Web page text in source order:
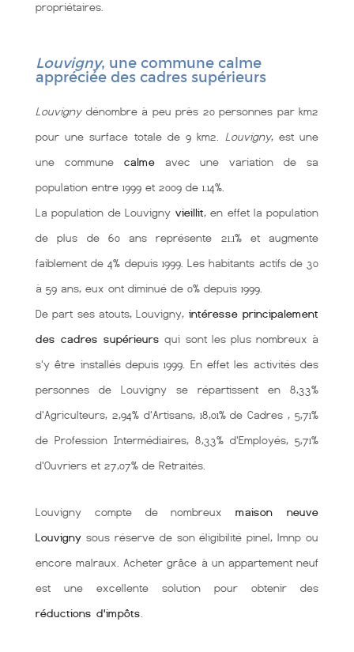
propriétaires.
Louvigny, une commune calme
appréciée des cadres supérieurs
Louvignydénombre à peu près 20 personnes par km2
pour une surface totale de 9 km2. Louvigny, est une
une commune calmeavec une variation de sa
population entre 1999 et 2009 de 1.14%.
La population de Louvignyvieillit, en effet la population
de plus de 60 ans représente 21.1% et augmente
faiblement de 4% depuis 1999. Les habitants actifs de 30
à 59 ans, eux ont diminué de 0% depuis 1999.
De part ses atouts, Louvigny, intéresse principalement
des cadres supérieurs qui sont les plus nombreux à
s'y être installés depuis 1999. En effet les activités des
personnes de Louvigny se répartissent en 8,33%
d'Agriculteurs, 2,94% d'Artisans, 18,01% de Cadres , 5,71%
de Profession Intermédiaires, 8,33% d'Employés, 5,71%
d'Ouvriers et 27,07% de Retraités.
Louvigny compte de nombreuxmaison neuve
Louvigny sous réserve de son éligibilité pinel, lmnp ou
encore malraux. Acheter grâce à un appartement neuf
est une excellente solution pour obtenir des
réductions d'impôts